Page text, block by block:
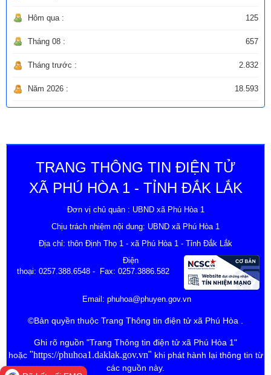
Hôm qua : 125
Tháng 08 : 657
Tháng trước : 2.832
Năm 2026 : 18.593
TRANG THÔNG TIN ĐIỆN TỬ
XÃ PHÚ HÒA 1 - TỈNH ĐẮK LẮK
Đơn vị chủ quản : UBND xã Phú Hòa 1
Chịu trách nhiệm nội dung: UBND xã Phú Hòa 1
Địa chỉ: thôn Định Thọ 1 - xã Phú Hòa 1 - Tỉnh Đắk Lắk
Điện
thoại: 0257.388.6548- Fax: 0257.3886.582
Email: phuhoa@phuyen.gov.vn
©Bản quyền thuộc Trang Thông tin điện tử xã Phú Hòa .
Ghi rõ nguồn "Trang Thông tin điện tử xã Phú Hòa 1"
hoặc "https://phuhoa1.daklak.gov.vn" khi phát hành lại thông tin từ
các nguồn này.